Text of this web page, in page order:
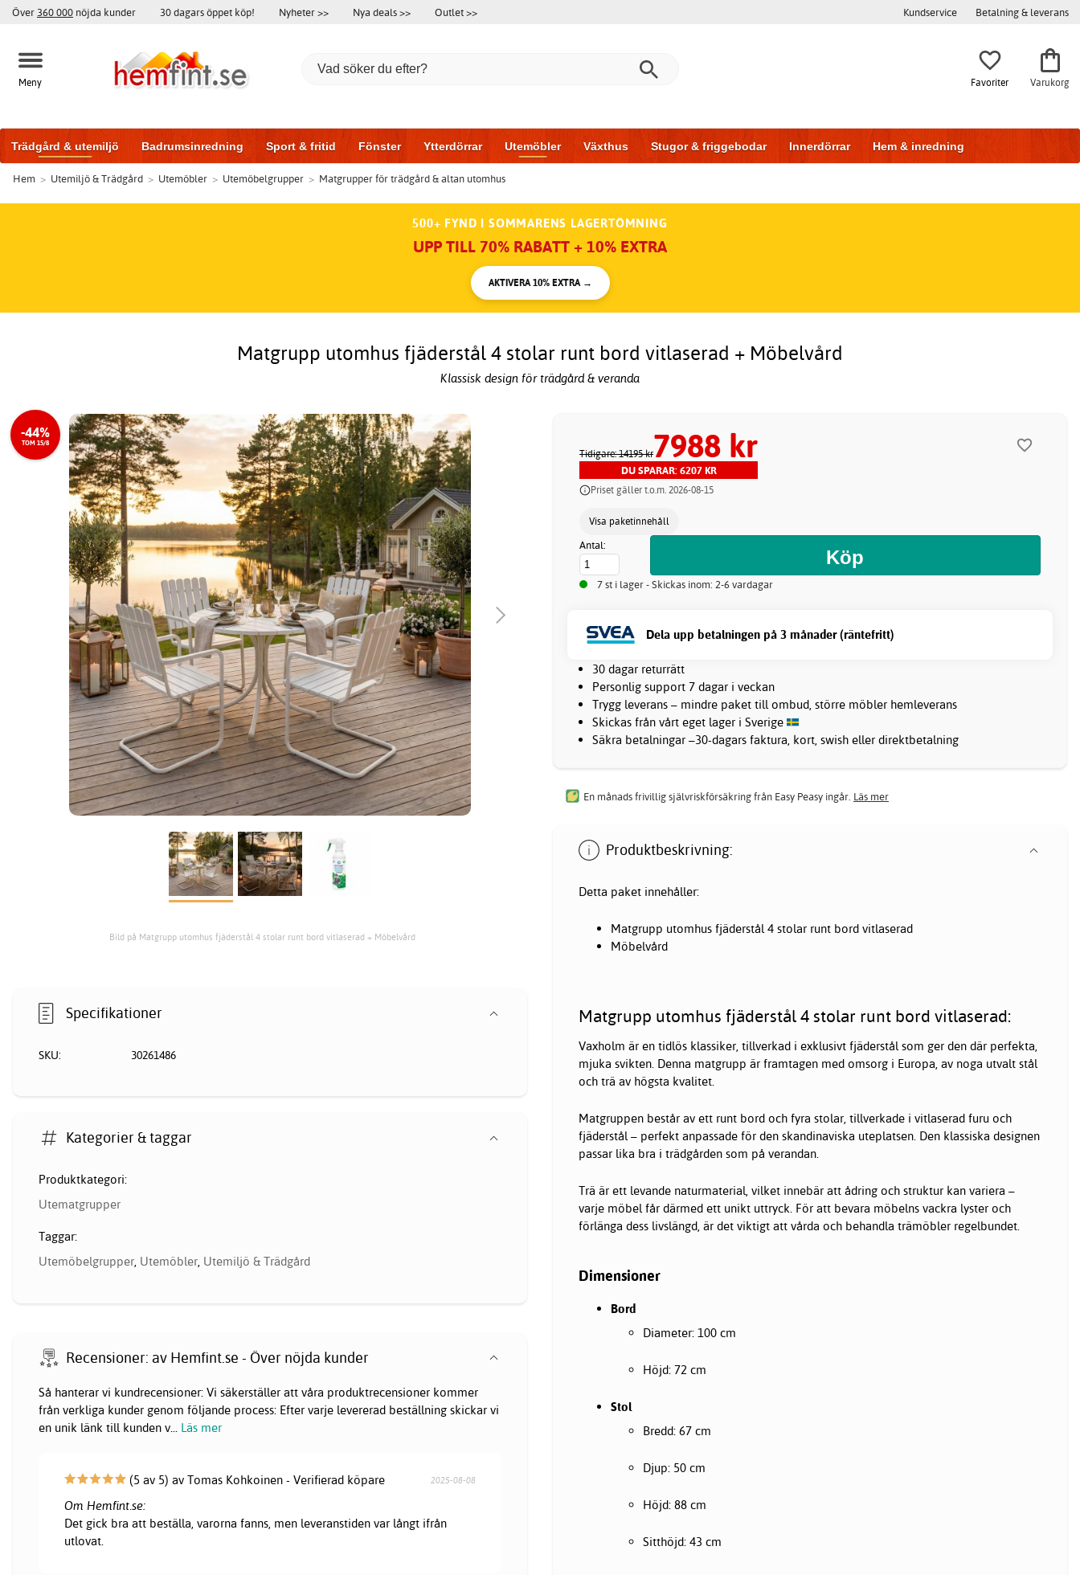
Över 360 000 nöjda kunder 30 dagars öppet köp! Nyheter >> Nya deals >> Outlet >> Kundservice Betalning & leverans
Meny Favoriter Varukorg
Trädgård & utemiljö Badrumsinredning Sport & fritid Fönster Ytterdörrar Utemöbler Växthus Stugor & friggebodar Innerdörrar Hem & inredning
Badrumsmöbler Träningsutrustning Garageportar Bil & garage Hus & bygg
Hem > Utemiljö & Trädgård > Utemöbler > Utemöbelgrupper > Matgrupper för trädgård & altan utomhus
500+ FYND I SOMMARENS LAGERTÖMNING
UPP TILL 70% RABATT + 10% EXTRA
AKTIVERA 10% EXTRA →
Matgrupp utomhus fjäderstål 4 stolar runt bord vitlaserad + Möbelvård
Klassisk design för trädgård & veranda
-44%
TOM 15/8
Bild på Matgrupp utomhus fjäderstål 4 stolar runt bord vitlaserad + Möbelvård
Tidigare: 14195 kr7988 kr
DU SPARAR: 6207 KR
Priset gäller t.o.m. 2026-08-15
Visa paketinnehåll
Antal:
7 st i lager - Skickas inom: 2-6 vardagar
Dela upp betalningen på 3 månader (räntefritt)
30 dagar returrätt
Personlig support 7 dagar i veckan
Trygg leverans – mindre paket till ombud, större möbler hemleverans
Skickas från vårt eget lager i Sverige
Säkra betalningar –30-dagars faktura, kort, swish eller direktbetalning
En månads frivillig självriskförsäkring från Easy Peasy ingår. Läs mer
Produktbeskrivning:
Detta paket innehåller:
Matgrupp utomhus fjäderstål 4 stolar runt bord vitlaserad
Möbelvård
Matgrupp utomhus fjäderstål 4 stolar runt bord vitlaserad:
Vaxholm är en tidlös klassiker, tillverkad i exklusivt fjäderstål som ger den där perfekta,
mjuka svikten. Denna matgrupp är framtagen med omsorg i Europa, av noga utvalt stål
och trä av högsta kvalitet.
Matgruppen består av ett runt bord och fyra stolar, tillverkade i vitlaserad furu och
fjäderstål – perfekt anpassade för den skandinaviska uteplatsen. Den klassiska designen
passar lika bra i trädgården som på verandan.
Trä är ett levande naturmaterial, vilket innebär att ådring och struktur kan variera –
varje möbel får därmed ett unikt uttryck. För att bevara möbelns vackra lyster och
förlänga dess livslängd, är det viktigt att vårda och behandla trämöbler regelbundet.
Dimensioner
Bord
Diameter: 100 cm
Höjd: 72 cm
Stol
Bredd: 67 cm
Djup: 50 cm
Höjd: 88 cm
Sitthöjd: 43 cm
Specifikationer
SKU: 30261486
Kategorier & taggar
Produktkategori:
Utematgrupper
Taggar:
Utemöbelgrupper, Utemöbler, Utemiljö & Trädgård
Recensioner: av Hemfint.se - Över nöjda kunder
Så hanterar vi kundrecensioner: Vi säkerställer att våra produktrecensioner kommer
från verkliga kunder genom följande process: Efter varje levererad beställning skickar vi
en unik länk till kunden v... Läs mer
(5 av 5) av Tomas Kohkoinen - Verifierad köpare 2025-08-08
Om Hemfint.se:
Det gick bra att beställa, varorna fanns, men leveranstiden var långt ifrån
utlovat.